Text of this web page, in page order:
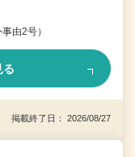
由2号）
る
掲載終了日： 2026/08/27